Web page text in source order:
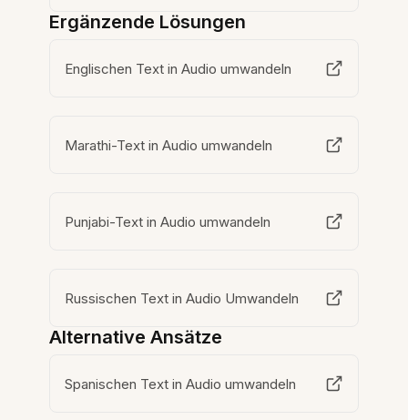
Ergänzende Lösungen
Englischen Text in Audio umwandeln
Marathi-Text in Audio umwandeln
Punjabi-Text in Audio umwandeln
Russischen Text in Audio Umwandeln
Alternative Ansätze
Spanischen Text in Audio umwandeln